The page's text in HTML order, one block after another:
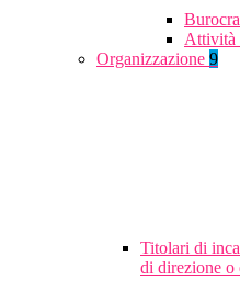
Attività
Organizzazione 9
Titolari di
di direzione o